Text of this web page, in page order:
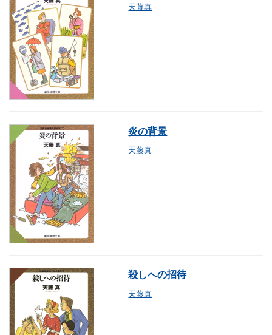
天藤真
炎の背景
天藤真
殺しへの招待
天藤真